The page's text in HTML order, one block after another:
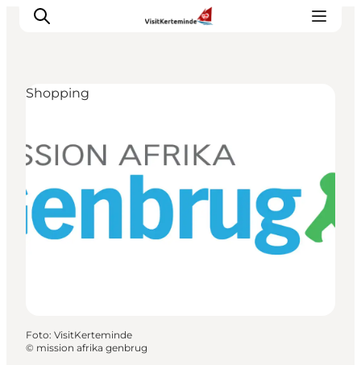
Aktivitäten
Essen und trinken
Unterkünfte
Reiseplanung
Shopping
Foto: VisitKerteminde
© mission afrika genbrug